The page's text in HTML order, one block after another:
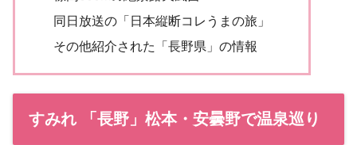
同日放送の「日本縦断コレうまの旅」
その他紹介された「長野県」の情報
すみれ 「長野」松本・安曇野で温泉巡り